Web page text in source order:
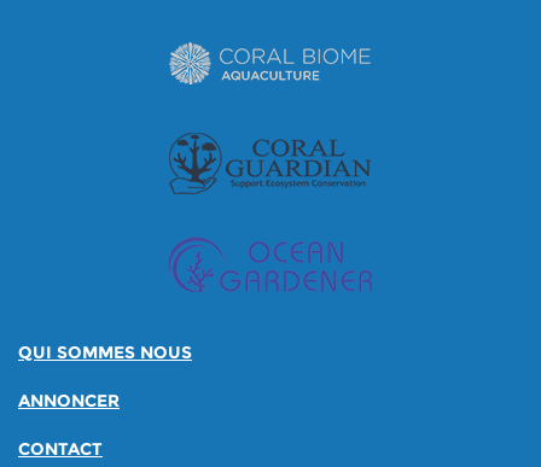
QUI SOMMES NOUS
ANNONCER
CONTACT